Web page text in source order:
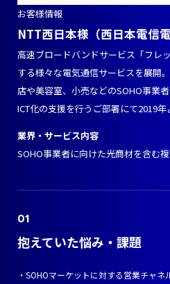
お客様情報
NTT西日本様（西日本電信
高速ブロードバンドサービス「フレ
する様々な電気通信サービスを展開
店や美容室、小売などのSOHO事業
ICT化の支援を行うご部署にて2019年
業界・サービス内容
SOHO事業者に向けた光商材を含む
抱えていた悩み・課題
・SOHOマーケットに対する営業チャネ